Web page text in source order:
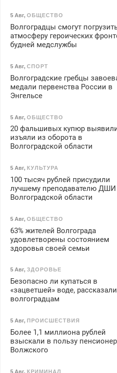
5 Авг, ОБЩЕСТВО
Волгоградцы смогут
атмосферу героических
будней медслужбы
5 Авг, СПОРТ
Волгоградские гребцы
медали первенства России в
Энгельсе
5 Авг, ОБЩЕСТВО
20 фальшивых купюр
изъяли из оборота в
Волгоградской области
5 Авг, КУЛЬТУРА
100 тысяч рублей присудили
лучшему преподавателю ДШИ
Волгоградской области
5 Авг, ОБЩЕСТВО
63% жителей Волгограда
удовлетворены состоянием
здоровья своей семьи
5 Авг, ЗДОРОВЬЕ
Безопасно ли купаться в
«зацветшей» воде, рассказали
волгоградцам
5 Авг, ПРОИСШЕСТВИЯ
Более 1,1 миллиона рублей
взыскали в пользу
Волжского
5 Авг, КРИМИНАЛ